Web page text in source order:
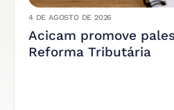
4 DE AGOSTO DE 2026
Acicam promove
Reforma Tributária